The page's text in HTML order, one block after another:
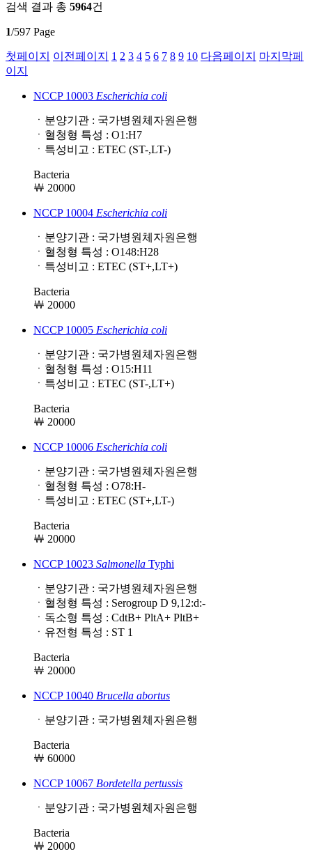
검색 결과 총 5964건
1/597 Page
첫페이지 이전페이지 1 2 3 4 5 6 7 8 9 10 다음페이지
마지막페
이지
NCCP 10003 Escherichia coli
ㆍ분양기관 : 국가병원체자원은행
ㆍ혈청형 특성 : O1:H7
ㆍ특성비고 : ETEC (ST-,LT-)
Bacteria
￦ 20000
NCCP 10004 Escherichia coli
ㆍ분양기관 : 국가병원체자원은행
ㆍ혈청형 특성 : O148:H28
ㆍ특성비고 : ETEC (ST+,LT+)
Bacteria
￦ 20000
NCCP 10005 Escherichia coli
ㆍ분양기관 : 국가병원체자원은행
ㆍ혈청형 특성 : O15:H11
ㆍ특성비고 : ETEC (ST-,LT+)
Bacteria
￦ 20000
NCCP 10006 Escherichia coli
ㆍ분양기관 : 국가병원체자원은행
ㆍ혈청형 특성 : O78:H-
ㆍ특성비고 : ETEC (ST+,LT-)
Bacteria
￦ 20000
NCCP 10023 Salmonella Typhi
ㆍ분양기관 : 국가병원체자원은행
ㆍ혈청형 특성 : Serogroup D 9,12:d:-
ㆍ독소형 특성 : CdtB+ PltA+ PltB+
ㆍ유전형 특성 : ST 1
Bacteria
￦ 20000
NCCP 10040 Brucella abortus
ㆍ분양기관 : 국가병원체자원은행
Bacteria
￦ 60000
NCCP 10067 Bordetella pertussis
ㆍ분양기관 : 국가병원체자원은행
Bacteria
￦ 20000